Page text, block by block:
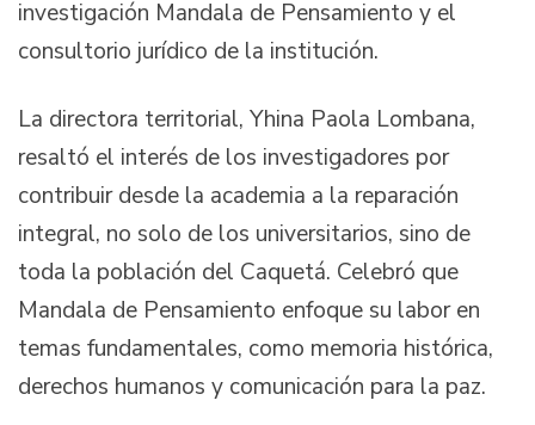
investigación Mandala de Pensamiento y el
consultorio jurídico de la institución.
La directora territorial, Yhina Paola Lombana,
resaltó el interés de los investigadores por
contribuir desde la academia a la reparación
integral, no solo de los universitarios, sino de
toda la población del Caquetá. Celebró que
Mandala de Pensamiento enfoque su labor en
temas fundamentales, como memoria histórica,
derechos humanos y comunicación para la paz.